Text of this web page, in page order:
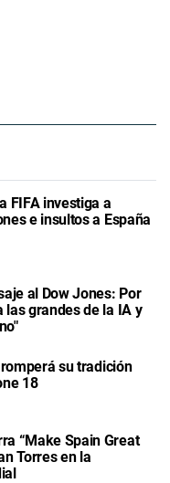
FIFA investiga a
e insultos a España
al Dow Jones: Por
las grandes de la IA y
su tradición
18
“Make Spain Great
Torres en la